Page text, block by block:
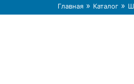
Главная » Каталог »